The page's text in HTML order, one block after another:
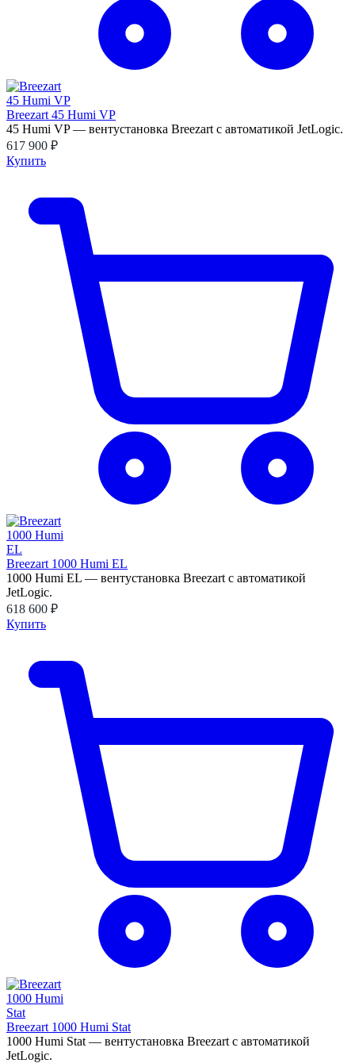
Breezart 45 Humi VP
45 Humi VP — вентустановка Breezart с автоматикой JetLogic.
617 900 ₽
Купить
Breezart 1000 Humi EL
1000 Humi EL — вентустановка Breezart с автоматикой
JetLogic.
618 600 ₽
Купить
Breezart 1000 Humi Stat
1000 Humi Stat — вентустановка Breezart с автоматикой
JetLogic.